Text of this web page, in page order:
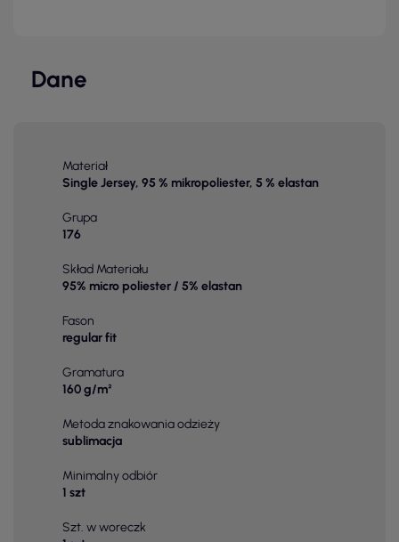
Dane
Materiał
Single Jersey, 95 % mikropoliester, 5 % elastan
Grupa
176
Skład Materiału
95% micro poliester / 5% elastan
Fason
regular fit
Gramatura
160 g/m²
Metoda znakowania odzieży
sublimacja
Minimalny odbiór
1 szt
Szt. w woreczk